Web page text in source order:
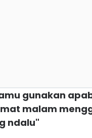
gunakan
malam
ndalu"